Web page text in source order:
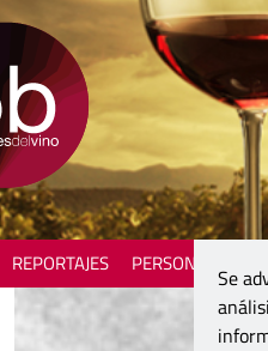
REPORTAJES PERSONAJES
Se